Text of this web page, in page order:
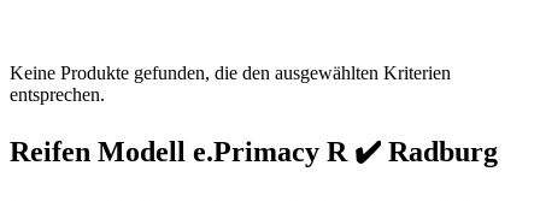
Keine Produkte gefunden, die den ausgewählten Kriterien
entsprechen.
Reifen Modell e.Primacy R ✔️ Radburg